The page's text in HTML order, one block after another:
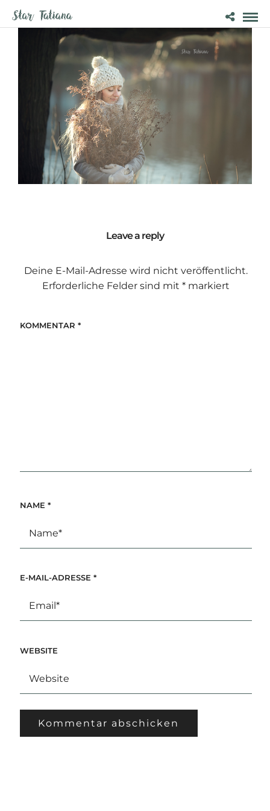
Leave a reply
Deine E-Mail-Adresse wird nicht veröffentlicht.
Erforderliche Felder sind mit *markiert
KOMMENTAR *
NAME *
E-MAIL-ADRESSE *
WEBSITE